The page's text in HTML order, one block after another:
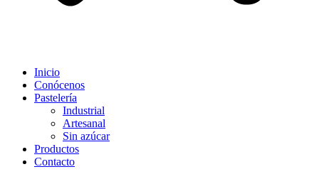
Inicio
Conócenos
Pastelería
Industrial
Artesanal
Sin azúcar
Productos
Contacto